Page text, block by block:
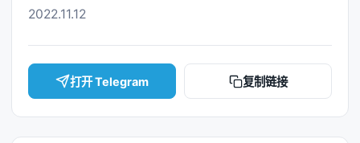
2022.11.12
打开 Telegram 复制链接